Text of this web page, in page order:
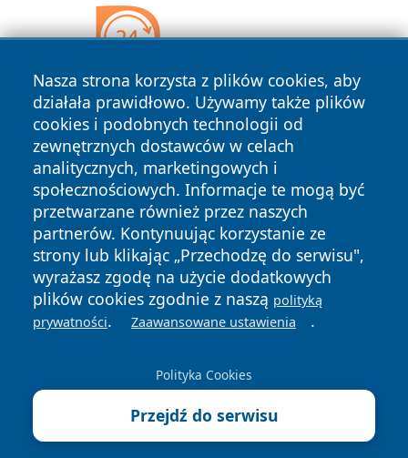
Nasza strona korzysta z plików cookies, aby
działała prawidłowo. Używamy także plików
cookies i podobnych technologii od
zewnętrznych dostawców w celach
analitycznych, marketingowych i
społecznościowych. Informacje te mogą być
przetwarzane również przez naszych
partnerów. Kontynuując korzystanie ze
strony lub klikając „Przechodzę do serwisu",
wyrażasz zgodę na użycie dodatkowych
plików cookies zgodnie z naszą polityką
prywatności. Zaawansowane ustawienia .
Polityka Cookies
Przejdź do serwisu
Copyright © 2026 portalzielonagora.pl Wszystkie prawa
zastrzeżone.
Prywatności